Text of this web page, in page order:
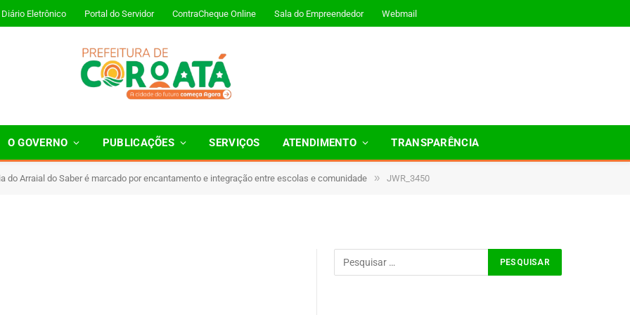
Diário Eletrônico Portal do Servidor ContraCheque Online Sala do Empreendedor Webmail
O GOVERNO PUBLICAÇÕES SERVIÇOS ATENDIMENTO TRANSPARÊNCIA
do Arraial do Saber é marcado por encantamento e integração entre escolas e comunidade » JWR_3450